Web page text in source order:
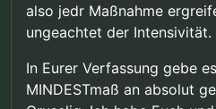
also jedr Maßnahme
ungeachtet der Intensivität.
In Eurer Verfassung gebe
MINDESTmaß an absolut